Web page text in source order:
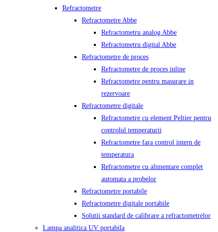
Refractometre
Refractometre Abbe
Refractometru analog Abbe
Refractometru digital Abbe
Refractometre de proces
Refractometre de proces inline
Refractometre pentru masurare in
rezervoare
Refractometre digitale
Refractometre cu element Peltier pentru
controlul temperaturii
Refractometre fara control intern de
temperatura
Refractometre cu alimentare complet
automata a probelor
Refractometre portabile
Refractometre digitale portabile
Solutii standard de calibrare a refractometrelor
Lampa analitica UV portabila